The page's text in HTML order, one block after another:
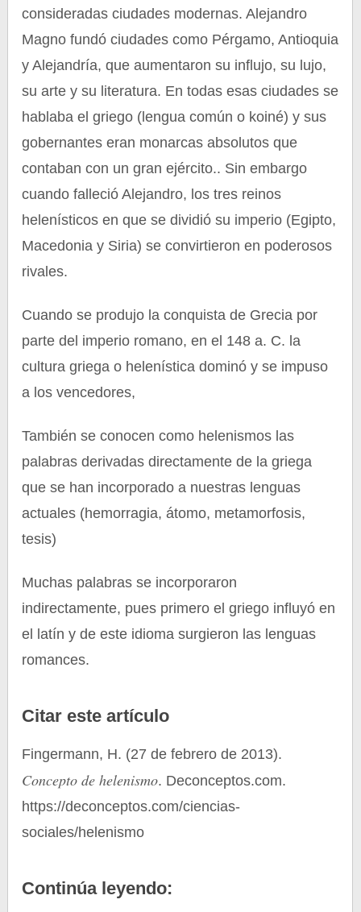
consideradas ciudades modernas. Alejandro
Magno fundó ciudades como Pérgamo, Antioquia
y Alejandría, que aumentaron su influjo, su lujo,
su arte y su literatura. En todas esas ciudades se
hablaba el griego (lengua común o koiné) y sus
gobernantes eran monarcas absolutos que
contaban con un gran ejército.. Sin embargo
cuando falleció Alejandro, los tres reinos
helenísticos en que se dividió su imperio (Egipto,
Macedonia y Siria) se convirtieron en poderosos
rivales.
Cuando se produjo la conquista de Grecia por
parte del imperio romano, en el 148 a. C. la
cultura griega o helenística dominó y se impuso
a los vencedores,
También se conocen como helenismos las
palabras derivadas directamente de la griega
que se han incorporado a nuestras lenguas
actuales (hemorragia, átomo, metamorfosis,
tesis)
Muchas palabras se incorporaron
indirectamente, pues primero el griego influyó en
el latín y de este idioma surgieron las lenguas
romances.
Citar este artículo
Fingermann, H. (27 de febrero de 2013).
Concepto de helenismo. Deconceptos.com.
https://deconceptos.com/ciencias-
sociales/helenismo
Continúa leyendo: